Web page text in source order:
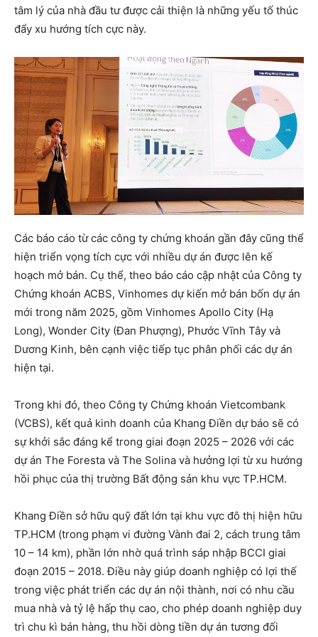
tâm lý của nhà đầu tư được cải thiện là những yếu tố thúc
đẩy xu hướng tích cực này.
Các báo cáo từ các công ty chứng khoán gần đây cũng thể
hiện triển vọng tích cực với nhiều dự án được lên kế
hoạch mở bán. Cụ thể, theo báo cáo cập nhật của Công ty
Chứng khoán ACBS, Vinhomes dự kiến mở bán bốn dự án
mới trong năm 2025, gồm Vinhomes Apollo City (Hạ
Long), Wonder City (Đan Phượng), Phước Vĩnh Tây và
Dương Kinh, bên cạnh việc tiếp tục phân phối các dự án
hiện tại.
Trong khi đó, theo Công ty Chứng khoán Vietcombank
(VCBS), kết quả kinh doanh của Khang Điền dự báo sẽ có
sự khởi sắc đáng kể trong giai đoạn 2025 – 2026 với các
dự án The Foresta và The Solina và hưởng lợi từ xu hướng
hồi phục của thị trường Bất động sản khu vực TP.HCM.
Khang Điền sở hữu quỹ đất lớn tại khu vực đô thị hiện hữu
TP.HCM (trong phạm vi đường Vành đai 2, cách trung tâm
10 – 14 km), phần lớn nhờ quá trình sáp nhập BCCI giai
đoạn 2015 – 2018. Điều này giúp doanh nghiệp có lợi thế
trong việc phát triển các dự án nội thành, nơi có nhu cầu
mua nhà và tỷ lệ hấp thụ cao, cho phép doanh nghiệp duy
trì chu kì bán hàng, thu hồi dòng tiền dự án tương đối